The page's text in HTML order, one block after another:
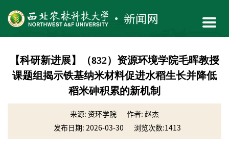
【科研新进展】（832）资源环境学院毛晖教授
课题组揭示铁基纳米材料促进水稻生长并降低
稻米砷积累的新机制
来源: 资环学院
作者: 赵杰
发布日期: 2026-03-30
浏览次数:1413